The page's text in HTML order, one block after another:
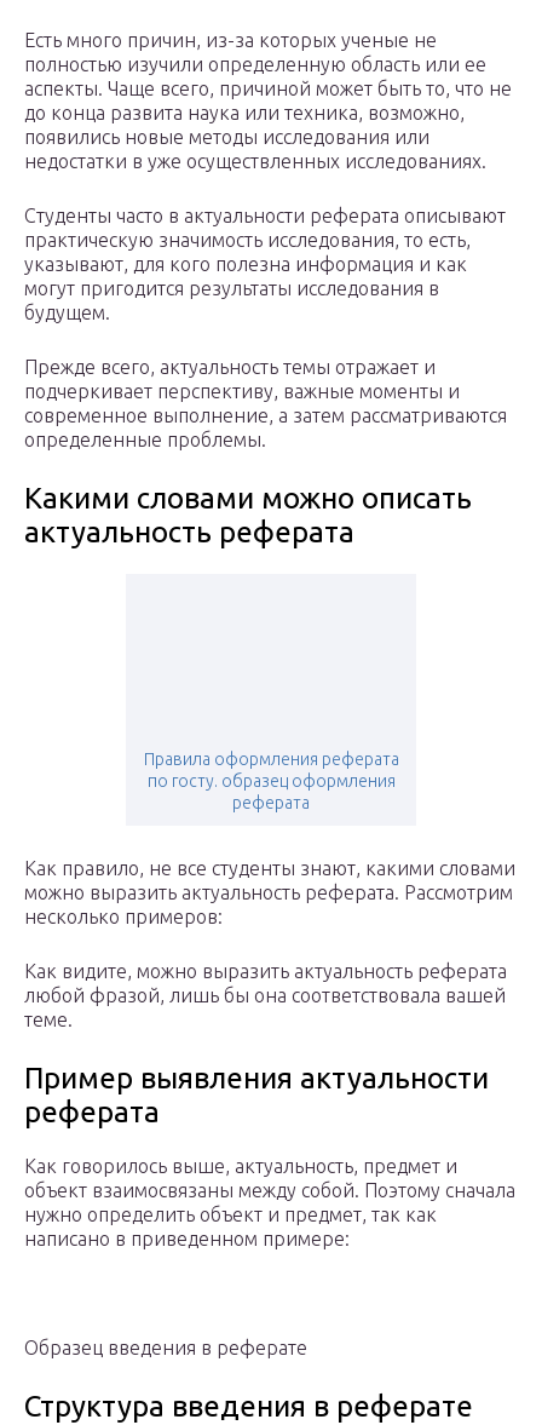
Есть много причин, из-за которых ученые не
полностью изучили определенную область или ее
аспекты. Чаще всего, причиной может быть то, что не
до конца развита наука или техника, возможно,
появились новые методы исследования или
недостатки в уже осуществленных исследованиях.
Студенты часто в актуальности реферата описывают
практическую значимость исследования, то есть,
указывают, для кого полезна информация и как
могут пригодится результаты исследования в
будущем.
Прежде всего, актуальность темы отражает и
подчеркивает перспективу, важные моменты и
современное выполнение, а затем рассматриваются
определенные проблемы.
Какими словами можно описать
актуальность реферата
Правила оформления реферата
по госту. образец оформления
реферата
Как правило, не все студенты знают, какими словами
можно выразить актуальность реферата. Рассмотрим
несколько примеров:
Как видите, можно выразить актуальность реферата
любой фразой, лишь бы она соответствовала вашей
теме.
Пример выявления актуальности
реферата
Как говорилось выше, актуальность, предмет и
объект взаимосвязаны между собой. Поэтому сначала
нужно определить объект и предмет, так как
написано в приведенном примере:
Образец введения в реферате
Структура введения в реферате